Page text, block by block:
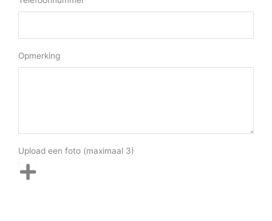
Opmerking
Upload een foto (maximaal 3)